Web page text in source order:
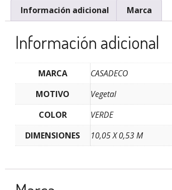
Información adicional Marca
Información adicional
MARCA
CASADECO
MOTIVO
Vegetal
COLOR
VERDE
DIMENSIONES
10,05 X 0,53 M